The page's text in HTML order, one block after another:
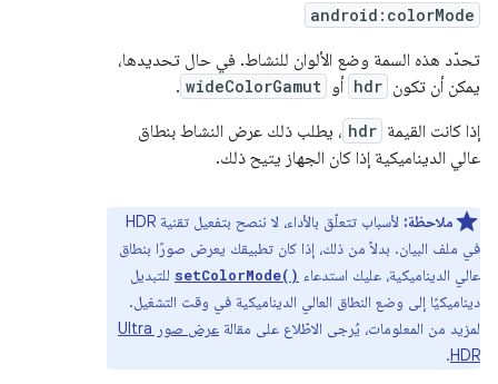
android:colorMode
تحدّد هذه السمة وضع الألوان للنشاط. في حال تحديدها،
يمكن أن تكون hdr أو wideColorGamut
.
إذا كانت القيمة hdr ، يطلب ذلك عرض النشاط بنطاق
عالي الديناميكية إذا كان الجهاز يتيح ذلك.
ملاحظة:
لأسباب تتعلّق بالأداء، لا ننصح بتفعيل تقنية HDR
في ملف البيان. بدلاً من ذلك، إذا كان تطبيقك يعرض صورًا بنطاق
عالي الديناميكية، عليك استدعاء setColorMode() للتبديل
ديناميكيًا إلى وضع النطاق العالي الديناميكية في وقت التشغيل.
لمزيد من المعلومات، يُرجى الاطّلاع على مقالة
عرض صور Ultra
HDR
.